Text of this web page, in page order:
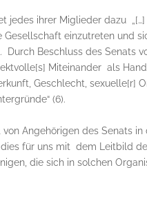
jedes ihrer Migliederdazu
einzutreten und
. Durch Beschluss des Senats
Miteinander als
Geschlecht, sexuelle[r]
(6).
Angehörigen des Senats
für uns mit dem Leitbild
die sich in solchen